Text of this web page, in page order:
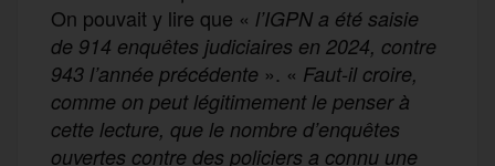
On pouvait y lire que « l’IGPN a été saisie
de 914 enquêtes judiciaires en 2024, contre
943 l’année précédente ». « Faut-il croire,
comme on peut légitimement le penser à
cette lecture, que le nombre d’enquêtes
ouvertes contre des policiers a connu une